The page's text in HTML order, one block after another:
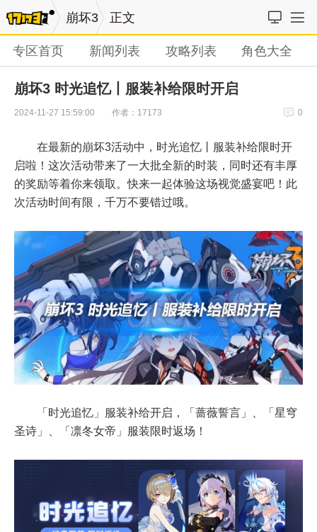
崩坏3 正文
专区首页 新闻列表 攻略列表 角色大全
崩坏3 时光追忆丨服装补给限时开启
2024-11-27 15:59:00 作者：17173 0
在最新的崩坏3活动中，时光追忆丨服装补给限时开
启啦！这次活动带来了一大批全新的时装，同时还有丰厚
的奖励等着你来领取。快来一起体验这场视觉盛宴吧！此
次活动时间有限，千万不要错过哦。
「时光追忆」服装补给开启，「蔷薇誓言」、「星穹
圣诗」、「凛冬女帝」服装限时返场！